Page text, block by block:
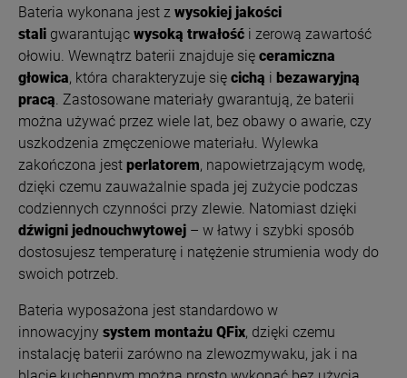
Bateria wykonana jest z wysokiej jakości
stali gwarantując wysoką trwałość i zerową zawartość
ołowiu. Wewnątrz baterii znajduje się ceramiczna
głowica, która charakteryzuje się cichą i bezawaryjną
pracą . Zastosowane materiały gwarantują, że baterii
można używać przez wiele lat, bez obawy o awarie, czy
uszkodzenia zmęczeniowe materiału. Wylewka
zakończona jest perlatorem, napowietrzającym wodę,
dzięki czemu zauważalnie spada jej zużycie podczas
codziennych czynności przy zlewie. Natomiast dzięki
dźwigni jednouchwytowej – w łatwy i szybki sposób
dostosujesz temperaturę i natężenie strumienia wody do
swoich potrzeb.
Bateria wyposażona jest standardowo w
innowacyjny system montażu QFix, dzięki czemu
instalację baterii zarówno na zlewozmywaku, jak i na